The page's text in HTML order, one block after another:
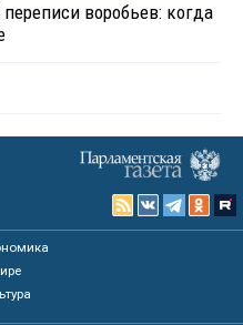
воробьев: когда